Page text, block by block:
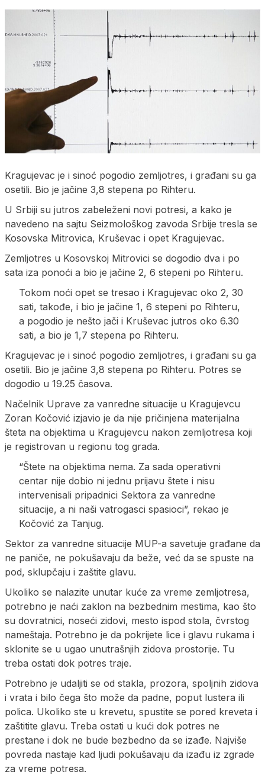
Kragujevac je i sinoć pogodio zemljotres, i građani su ga
osetili. Bio je jačine 3,8 stepena po Rihteru.
U Srbiji su jutros zabeleženi novi potresi, a kako je
navedeno na sajtu Seizmološkog zavoda Srbije tresla se
Kosovska Mitrovica, Kruševac i opet Kragujevac.
Zemljotres u Kosovskoj Mitrovici se dogodio dva i po
sata iza ponoći a bio je jačine 2, 6 stepeni po Rihteru.
Tokom noći opet se tresao i Kragujevac oko 2, 30
sati, takođe, i bio je jačine 1, 6 stepeni po Rihteru,
a pogodio je nešto jači i Kruševac jutros oko 6.30
sati, a bio je 1,7 stepena po Rihteru.
Kragujevac je i sinoć pogodio zemljotres, i građani su ga
osetili. Bio je jačine 3,8 stepena po Rihteru. Potres se
dogodio u 19.25 časova.
Načelnik Uprave za vanredne situacije u Kragujevcu
Zoran Kočović izjavio je da nije pričinjena materijalna
šteta na objektima u Kragujevcu nakon zemljotresa koji
je registrovan u regionu tog grada.
“Štete na objektima nema. Za sada operativni
centar nije dobio ni jednu prijavu štete i nisu
intervenisali pripadnici Sektora za vanredne
situacije, a ni naši vatrogasci spasioci”, rekao je
Kočović za Tanjug.
Sektor za vanredne situacije MUP-a savetuje građane da
ne paniče, ne pokušavaju da beže, već da se spuste na
pod, sklupčaju i zaštite glavu.
Ukoliko se nalazite unutar kuće za vreme zemljotresa,
potrebno je naći zaklon na bezbednim mestima, kao što
su dovratnici, noseći zidovi, mesto ispod stola, čvrstog
nameštaja. Potrebno je da pokrijete lice i glavu rukama i
sklonite se u ugao unutrašnjih zidova prostorije. Tu
treba ostati dok potres traje.
Potrebno je udaljiti se od stakla, prozora, spoljnih zidova
i vrata i bilo čega što može da padne, poput lustera ili
polica. Ukoliko ste u krevetu, spustite se pored kreveta i
zaštitite glavu. Treba ostati u kući dok potres ne
prestane i dok ne bude bezbedno da se izađe. Najviše
povreda nastaje kad ljudi pokušavaju da izađu iz zgrade
za vreme potresa.